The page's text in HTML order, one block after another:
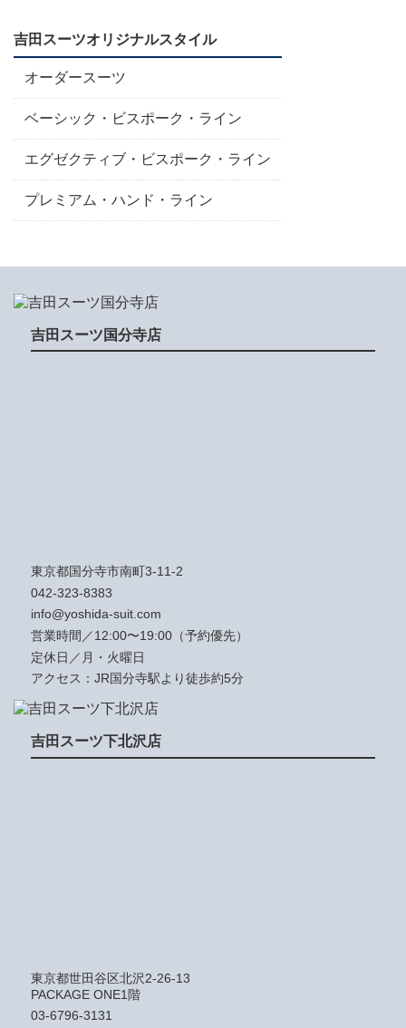
吉田スーツオリジナルスタイル
オーダースーツ
ベーシック・ビスポーク・ライン
エグゼクティブ・ビスポーク・ライン
プレミアム・ハンド・ライン
吉田スーツ国分寺店
東京都国分寺市南町3-11-2
042-323-8383
info@yoshida-suit.com
営業時間／12:00〜19:00（予約優先）
定休日／月・火曜日
アクセス：JR国分寺駅より徒歩約5分
吉田スーツ下北沢店
東京都世田谷区北沢2-26-13
PACKAGE ONE1階
03-6796-3131